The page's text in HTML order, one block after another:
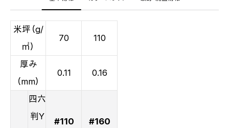
米坪（g/
㎡）
70 110
厚み
（mm）
0.11 0.16
四六
判Y
#110 #160